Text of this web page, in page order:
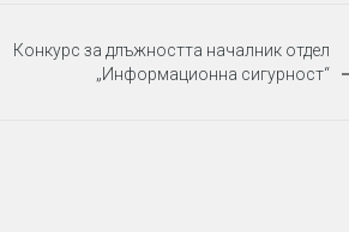
Конкурс за длъжността началник отдел
„Информационна сигурност“